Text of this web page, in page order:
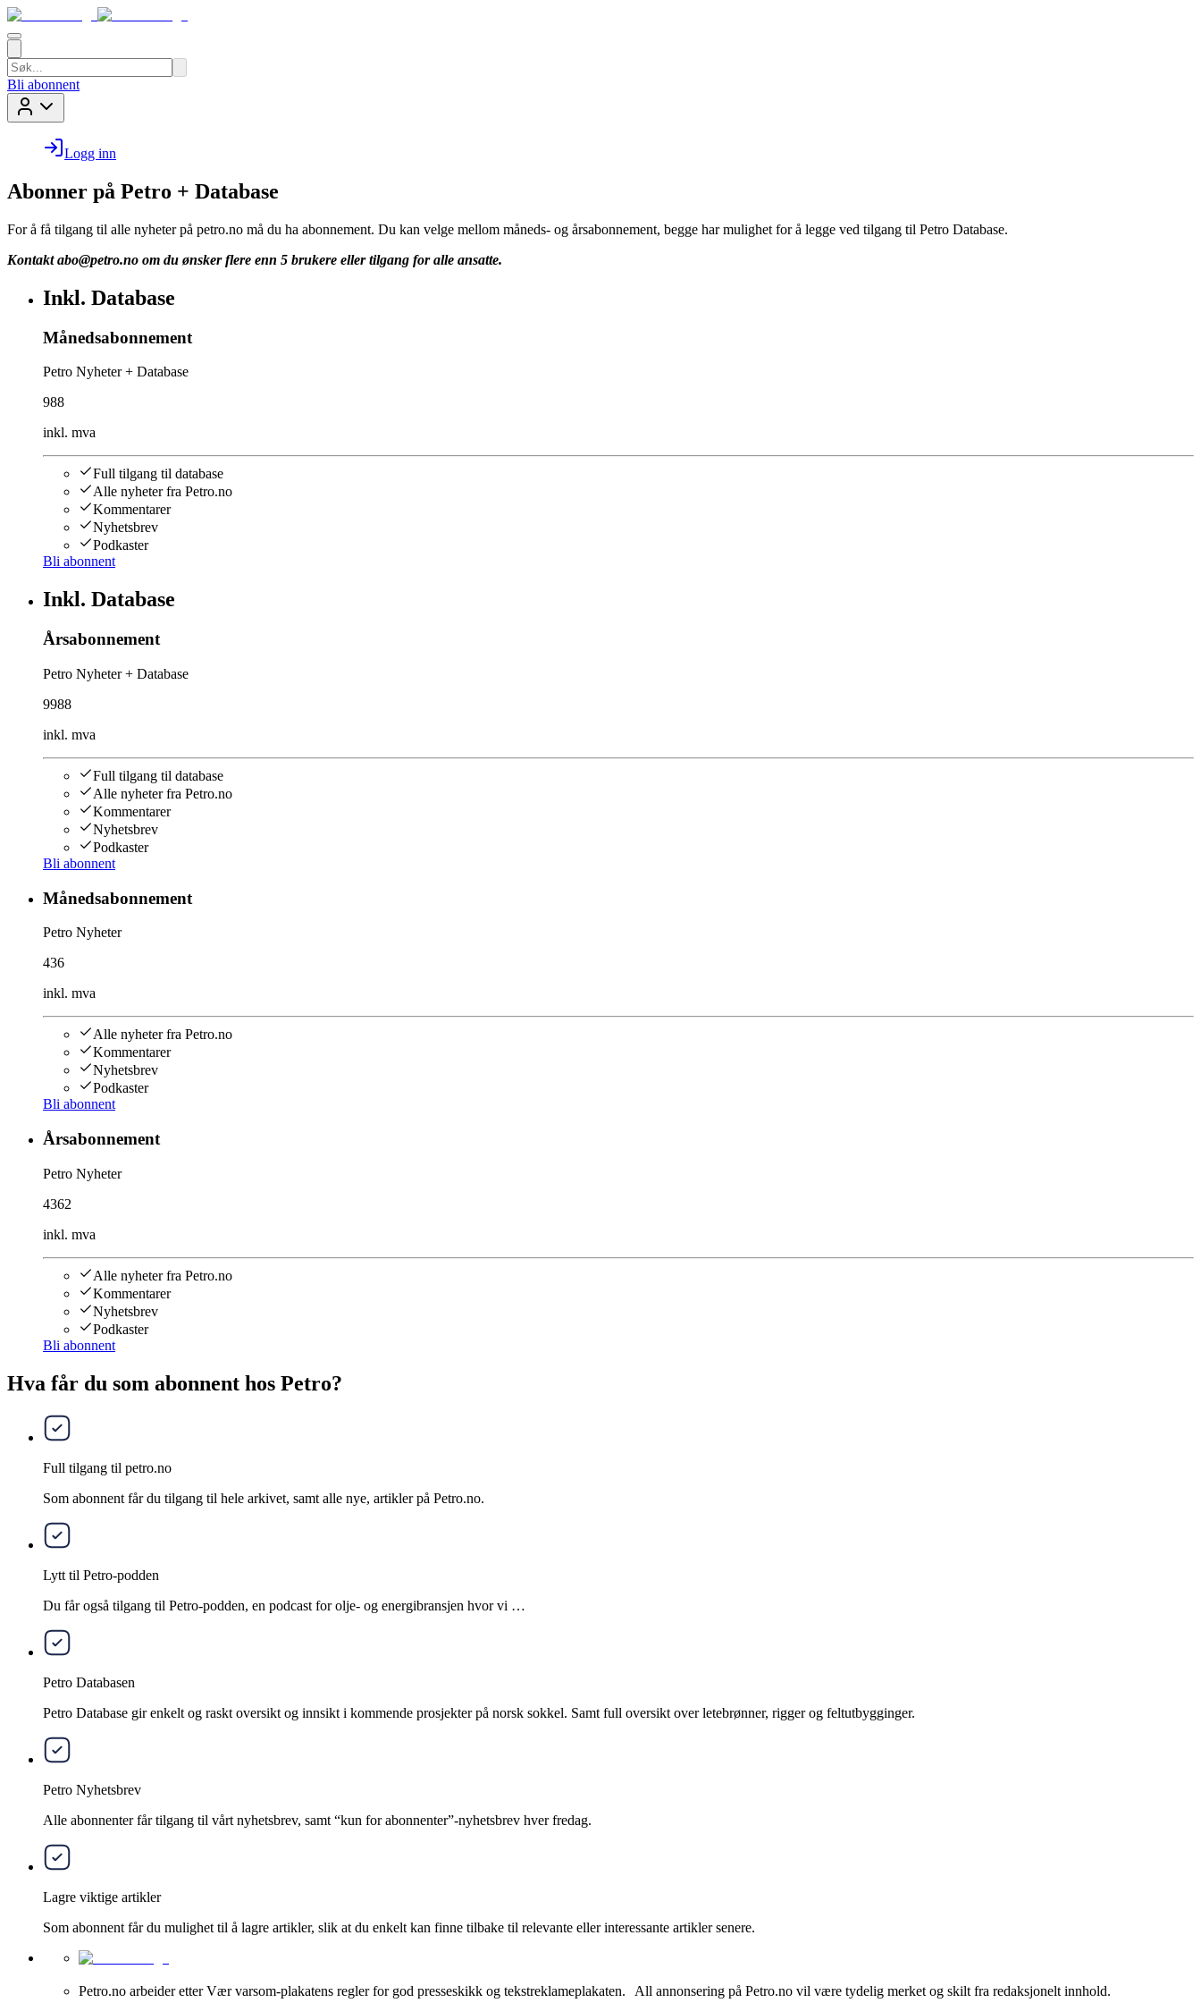
Bli abonnent
Logg inn
Abonner på Petro + Database
For å få tilgang til alle nyheter på petro.no må du ha abonnement. Du kan velge mellom måneds- og årsabonnement, begge har mulighet for å legge ved tilgang til Petro Database.
Kontakt abo@petro.no om du ønsker flere enn 5 brukere eller tilgang for alle ansatte.
Inkl. Database
Månedsabonnement
Petro Nyheter + Database
988
inkl. mva
Full tilgang til database
Alle nyheter fra Petro.no
Kommentarer
Nyhetsbrev
Podkaster
Bli abonnent
Inkl. Database
Årsabonnement
Petro Nyheter + Database
9988
inkl. mva
Full tilgang til database
Alle nyheter fra Petro.no
Kommentarer
Nyhetsbrev
Podkaster
Bli abonnent
Månedsabonnement
Petro Nyheter
436
inkl. mva
Alle nyheter fra Petro.no
Kommentarer
Nyhetsbrev
Podkaster
Bli abonnent
Årsabonnement
Petro Nyheter
4362
inkl. mva
Alle nyheter fra Petro.no
Kommentarer
Nyhetsbrev
Podkaster
Bli abonnent
Hva får du som abonnent hos Petro?
Full tilgang til petro.no
Som abonnent får du tilgang til hele arkivet, samt alle nye, artikler på Petro.no.
Lytt til Petro-podden
Du får også tilgang til Petro-podden, en podcast for olje- og energibransjen hvor vi …
Petro Databasen
Petro Database gir enkelt og raskt oversikt og innsikt i kommende prosjekter på norsk sokkel. Samt full oversikt over letebrønner, rigger og feltutbygginger.
Petro Nyhetsbrev
Alle abonnenter får tilgang til vårt nyhetsbrev, samt “kun for abonnenter”-nyhetsbrev hver fredag.
Lagre viktige artikler
Som abonnent får du mulighet til å lagre artikler, slik at du enkelt kan finne tilbake til relevante eller interessante artikler senere.
Petro.no arbeider etter Vær varsom-plakatens regler for god presseskikk og tekstreklameplakaten. All annonsering på Petro.no vil være tydelig merket og skilt fra redaksjonelt innhold.